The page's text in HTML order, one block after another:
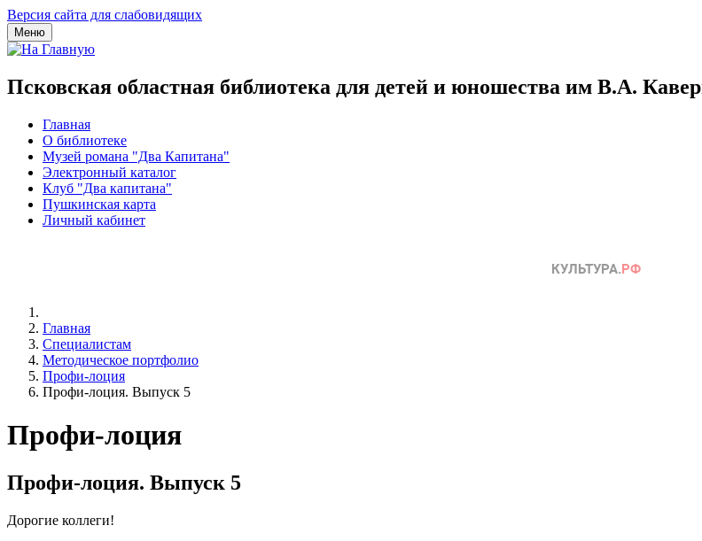
Версия сайта для слабовидящих
Меню
Псковская областная библиотека для детей и юношества им В.А.
Главная
О библиотеке
Музей романа "Два Капитана"
Электронный каталог
Клуб "Два капитана"
Пушкинская карта
Личный кабинет
Главная
Специалистам
Методическое портфолио
Профи-лоция
Профи-лоция. Выпуск 5
Профи-лоция
Профи-лоция. Выпуск 5
Дорогие коллеги!